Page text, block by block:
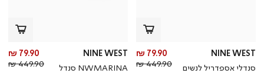
NINE WEST
סנדלי אספדריל לנשים
מחיר
מוצר
79.90 ₪
מחיר
449.90 ₪
NINE WEST
NWMARINA סנדל
79.90 ₪
449.90 ₪